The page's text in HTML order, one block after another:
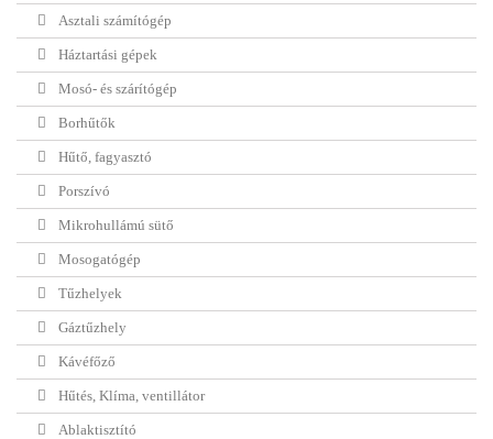
Asztali számítógép
Háztartási gépek
Mosó- és szárítógép
Borhűtők
Hűtő, fagyasztó
Porszívó
Mikrohullámú sütő
Mosogatógép
Tűzhelyek
Gáztűzhely
Kávéfőző
Hűtés, Klíma, ventillátor
Ablaktisztító